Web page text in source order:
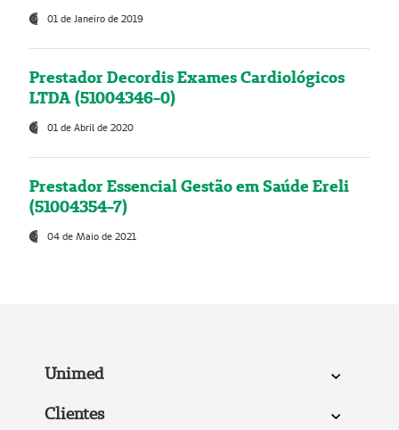
01 de Janeiro de 2019
Prestador Decordis Exames Cardiológicos
LTDA (51004346-0)
01 de Abril de 2020
Prestador Essencial Gestão em Saúde Ereli
(51004354-7)
04 de Maio de 2021
Unimed
Clientes